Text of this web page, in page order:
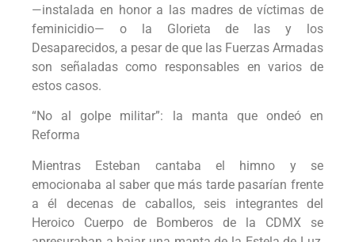
—instalada en honor a las madres de víctimas de
feminicidio— o la Glorieta de las y los
Desaparecidos, a pesar de que las Fuerzas Armadas
son señaladas como responsables en varios de
estos casos.
“No al golpe militar”: la manta que ondeó en
Reforma
Mientras Esteban cantaba el himno y se
emocionaba al saber que más tarde pasarían frente
a él decenas de caballos, seis integrantes del
Heroico Cuerpo de Bomberos de la CDMX se